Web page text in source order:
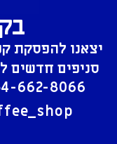
יצאנו להפסקת
סניפים חדשים
662-8066